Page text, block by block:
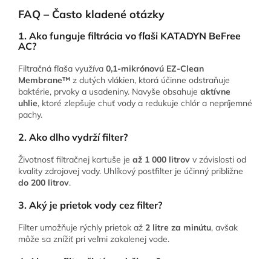
FAQ – Často kladené otázky
1. Ako funguje filtrácia vo fľaši KATADYN BeFree
AC?
Filtračná fľaša využíva 0,1-mikrónovú EZ-Clean
Membrane™ z dutých vlákien, ktorá účinne odstraňuje
baktérie, prvoky a usadeniny. Navyše obsahuje aktívne
uhlie, ktoré zlepšuje chuť vody a redukuje chlór a nepríjemné
pachy.
2. Ako dlho vydrží filter?
Životnosť filtračnej kartuše je až 1 000 litrov v závislosti od
kvality zdrojovej vody. Uhlíkový postfilter je účinný približne
do 200 litrov.
3. Aký je prietok vody cez filter?
Filter umožňuje rýchly prietok až 2 litre za minútu, avšak
môže sa znížiť pri veľmi zakalenej vode.